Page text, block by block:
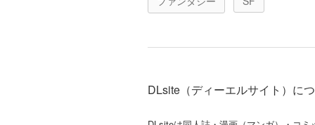
DLsite（ディーエルサイト）に